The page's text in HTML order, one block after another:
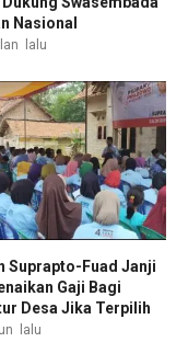
Nasional
lalu
Suprapto-Fuad Janji
Gaji Bagi
Desa Jika Terpilih
lalu